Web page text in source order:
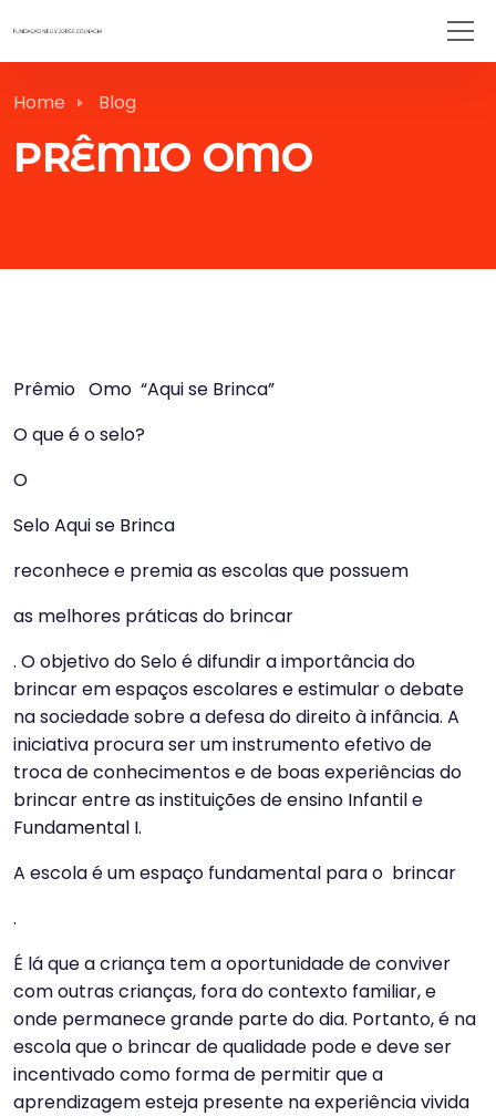
Home Blog
PRÊMIO OMO
Prêmio Omo “Aqui se Brinca”
O que é o selo?
O
Selo Aqui se Brinca
reconhece e premia as escolas que possuem
as melhores práticas do brincar
. O objetivo do Selo é difundir a importância do
brincar em espaços escolares e estimular o debate
na sociedade sobre a defesa do direito à infância. A
iniciativa procura ser um instrumento efetivo de
troca de conhecimentos e de boas experiências do
brincar entre as instituições de ensino Infantil e
Fundamental I.
A escola é um espaço fundamental para o brincar
.
É lá que a criança tem a oportunidade de conviver
com outras crianças, fora do contexto familiar, e
onde permanece grande parte do dia. Portanto, é na
escola que o brincar de qualidade pode e deve ser
incentivado como forma de permitir que a
aprendizagem esteja presente na experiência vivida